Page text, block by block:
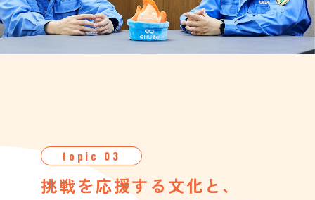
topic 03
挑戦を応援する文化と、